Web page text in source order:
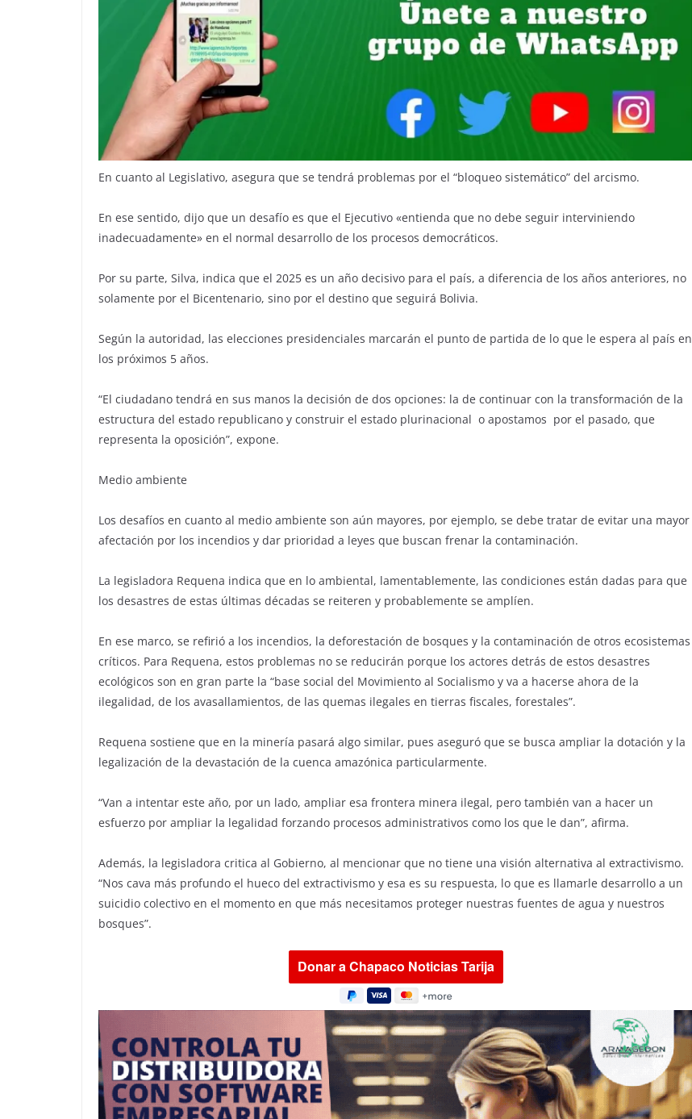
En cuanto al Legislativo, asegura que se tendrá problemas por el “bloqueo sistemático” del arcismo.
En ese sentido, dijo que un desafío es que el Ejecutivo «entienda que no debe seguir interviniendo
inadecuadamente» en el normal desarrollo de los procesos democráticos.
Por su parte, Silva, indica que el 2025 es un año decisivo para el país, a diferencia de los años anteriores, no
solamente por el Bicentenario, sino por el destino que seguirá Bolivia.
Según la autoridad, las elecciones presidenciales marcarán el punto de partida de lo que le espera al país en
los próximos 5 años.
“El ciudadano tendrá en sus manos la decisión de dos opciones: la de continuar con la transformación de la
estructura del estado republicano y construir el estado plurinacional o apostamos por el pasado, que
representa la oposición”, expone.
Medio ambiente
Los desafíos en cuanto al medio ambiente son aún mayores, por ejemplo, se debe tratar de evitar una mayor
afectación por los incendios y dar prioridad a leyes que buscan frenar la contaminación.
La legisladora Requena indica que en lo ambiental, lamentablemente, las condiciones están dadas para que
los desastres de estas últimas décadas se reiteren y probablemente se amplíen.
En ese marco, se refirió a los incendios, la deforestación de bosques y la contaminación de otros ecosistemas
críticos. Para Requena, estos problemas no se reducirán porque los actores detrás de estos desastres
ecológicos son en gran parte la “base social del Movimiento al Socialismo y va a hacerse ahora de la
ilegalidad, de los avasallamientos, de las quemas ilegales en tierras fiscales, forestales”.
Requena sostiene que en la minería pasará algo similar, pues aseguró que se busca ampliar la dotación y la
legalización de la devastación de la cuenca amazónica particularmente.
“Van a intentar este año, por un lado, ampliar esa frontera minera ilegal, pero también van a hacer un
esfuerzo por ampliar la legalidad forzando procesos administrativos como los que le dan”, afirma.
Además, la legisladora critica al Gobierno, al mencionar que no tiene una visión alternativa al extractivismo.
“Nos cava más profundo el hueco del extractivismo y esa es su respuesta, lo que es llamarle desarrollo a un
suicidio colectivo en el momento en que más necesitamos proteger nuestras fuentes de agua y nuestros
bosques”.